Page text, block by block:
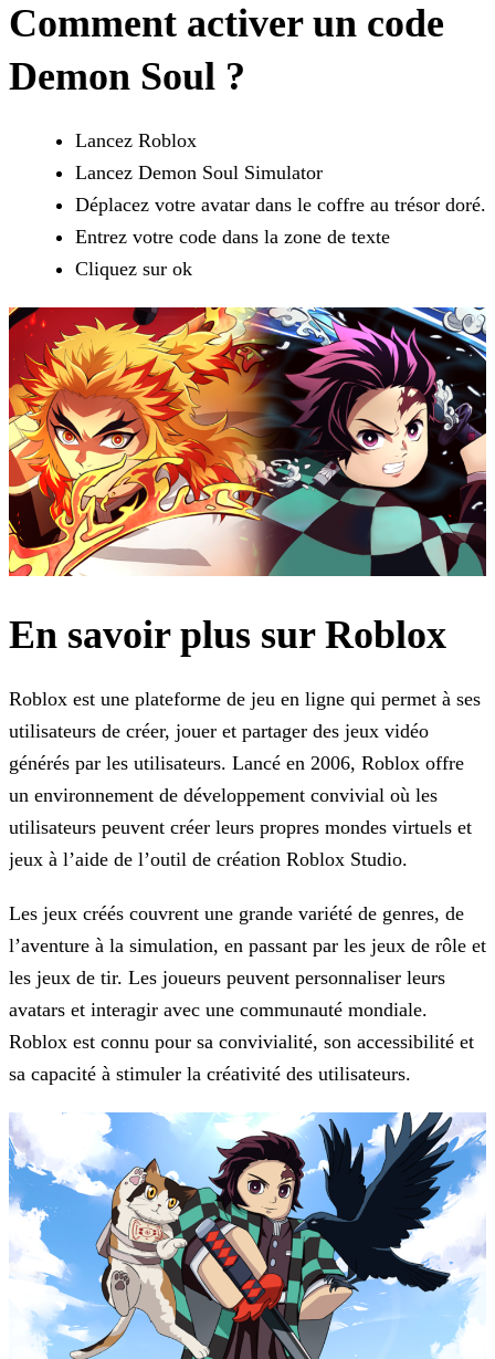
Comment activer un code
Demon Soul ?
Lancez Roblox
Lancez Demon Soul Simulator
Déplacez votre avatar dans le coffre au trésor doré.
Entrez votre code dans la zone de texte
Cliquez sur ok
En savoir plus sur Roblox
Roblox est une plateforme de jeu en ligne qui permet à ses
utilisateurs de créer, jouer et partager des jeux vidéo
générés par les utilisateurs. Lancé en 2006, Roblox offre
un environnement de développement convivial où les
utilisateurs peuvent créer leurs propres mondes virtuels et
jeux à l’aide de l’outil de création Roblox Studio.
Les jeux créés couvrent une grande variété de genres, de
l’aventure à la simulation, en passant par les jeux de rôle et
les jeux de tir. Les joueurs peuvent personnaliser leurs
avatars et interagir avec une communauté mondiale.
Roblox est connu pour sa convivialité, son accessibilité et
sa capacité à stimuler la créativité des utilisateurs.